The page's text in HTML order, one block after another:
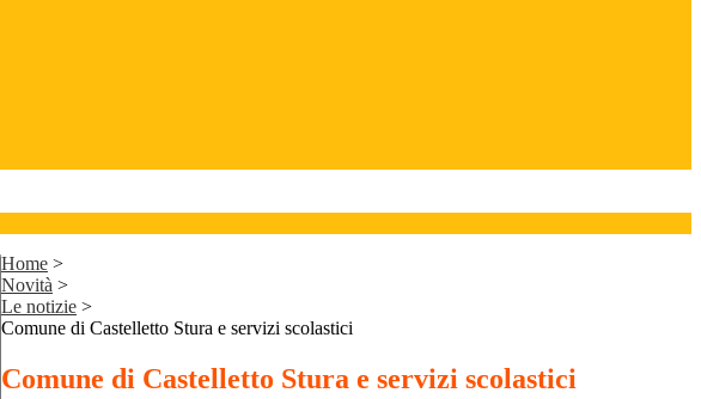
Home >
Novità >
Le notizie >
Comune di Castelletto Stura e servizi scolastici
Comune di Castelletto Stura e servizi scolastici